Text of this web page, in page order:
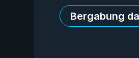
Bergabung